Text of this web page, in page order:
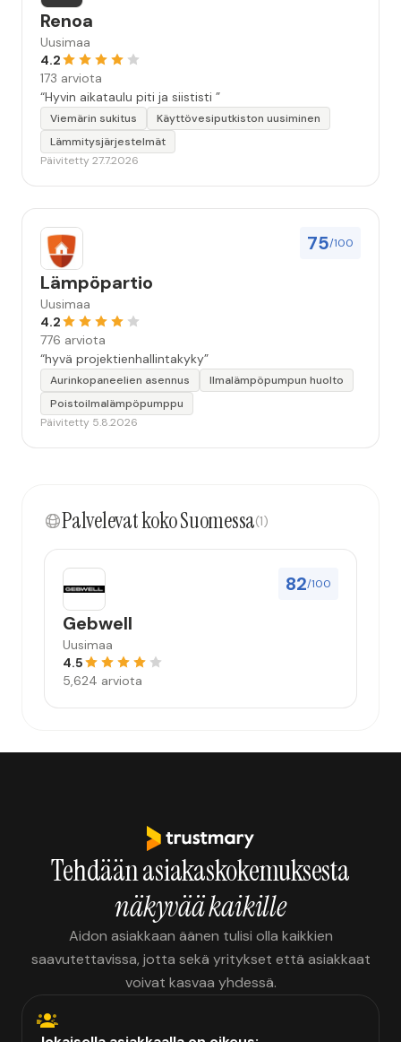
Renoa
Uusimaa
4.2
173 arviota
“Hyvin aikataulu piti ja siististi ”
Viemärin sukitus
Käyttövesiputkiston uusiminen
Lämmitysjärjestelmät
Päivitetty 27.7.2026
75/100
Lämpöpartio
Uusimaa
4.2
776 arviota
“hyvä projektienhallintakyky”
Aurinkopaneelien asennus
Ilmalämpöpumpun huolto
Poistoilmalämpöpumppu
Päivitetty 5.8.2026
Palvelevat koko Suomessa(1)
82/100
Gebwell
Uusimaa
4.5
5,624 arviota
Tehdään asiakaskokemuksesta
näkyvää kaikille
Aidon asiakkaan äänen tulisi olla kaikkien
saavutettavissa, jotta sekä yritykset että asiakkaat
voivat kasvaa yhdessä.